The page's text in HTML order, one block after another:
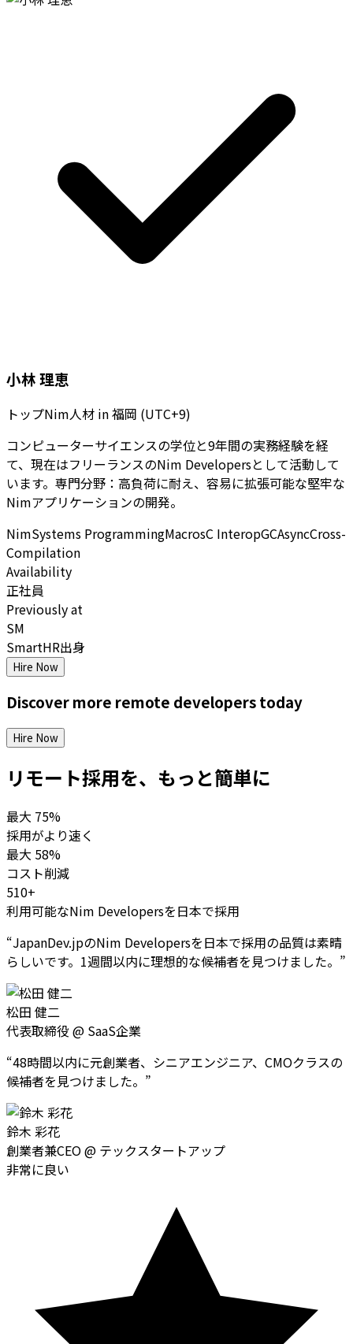
小林 理恵
トップNim人材 in福岡 (UTC+9)
コンピューターサイエンスの学位と9年間の実務経験を経
て、現在はフリーランスのNim Developersとして活動して
います。専門分野：高負荷に耐え、容易に拡張可能な堅牢な
Nimアプリケーションの開発。
NimSystems ProgrammingMacrosC InteropGCAsyncCross-
Compilation
Availability
正社員
Previously at
SM
SmartHR出身
Hire Now
Discover more remote developerstoday
Hire Now
リモート採用を、もっと簡単に
最大 75%
採用がより速く
最大 58%
コスト削減
510+
利用可能なNim Developersを日本で採用
“JapanDev.jpのNim Developersを日本で採用の品質は素晴
らしいです。1週間以内に理想的な候補者を見つけました。 ”
松田 健二
代表取締役 @ SaaS企業
“48時間以内に元創業者、シニアエンジニア、CMOクラスの
候補者を見つけました。 ”
鈴木 彩花
創業者兼CEO@ テックスタートアップ
非常に良い